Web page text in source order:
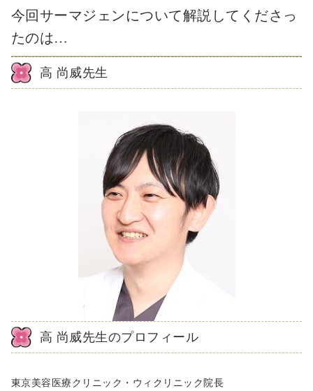
今回サーマジェンについて解説してくださっ
たのは…
高 尚威先生
高 尚威先生のプロフィール
東京美容医療クリニック・ウィクリニック院長